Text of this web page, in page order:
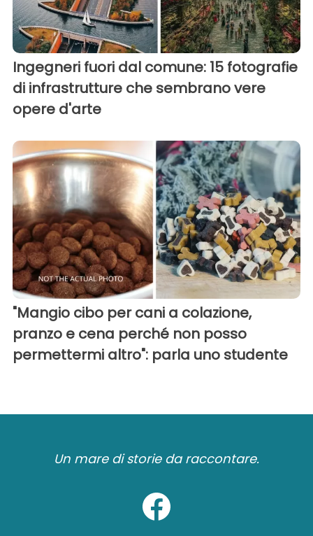
Ingegneri fuori dal comune: 15 fotografie
di infrastrutture che sembrano vere
opere d'arte
"Mangio cibo per cani a colazione,
pranzo e cena perché non posso
permettermi altro": parla uno studente
Un mare di storie da raccontare.